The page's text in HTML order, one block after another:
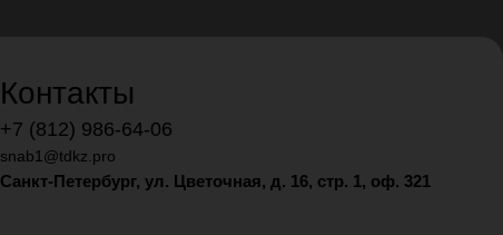
Контакты
+7 (812) 986-64-06
snab1@tdkz.pro
Санкт-Петербург, ул. Цветочная, д. 16, стр. 1, оф. 321